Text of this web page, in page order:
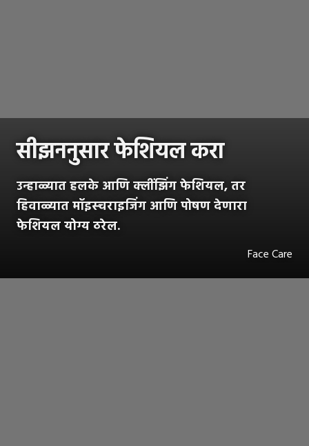
सीझननुसार फेशियल करा
उन्हाळ्यात हलके आणि क्लींझिंग फेशियल, तर
हिवाळ्यात मॉइस्चराइजिंग आणि पोषण देणारा
फेशियल योग्य ठरेल.
Face Care